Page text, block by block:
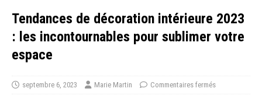
Tendances de décoration intérieure 2023
: les incontournables pour sublimer votre
espace
septembre 6, 2023 Marie Martin Commentaires fermés